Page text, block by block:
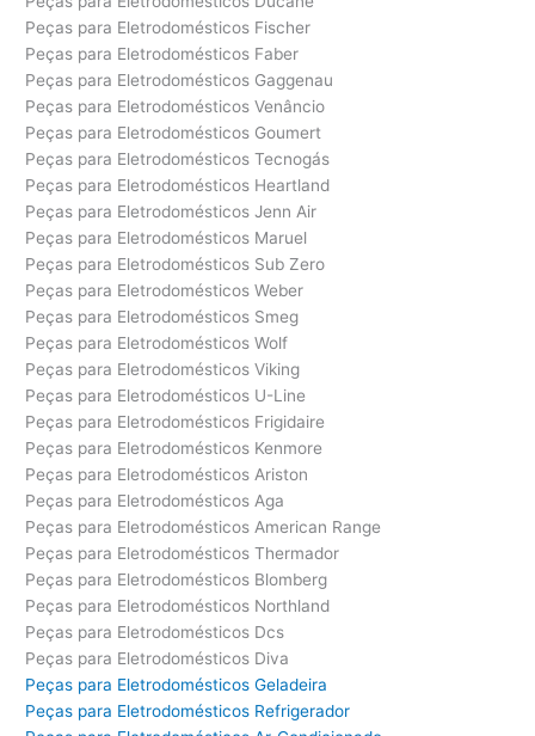
Peças para Eletrodomésticos Fischer
Peças para Eletrodomésticos Faber
Peças para Eletrodomésticos Gaggenau
Peças para Eletrodomésticos Venâncio
Peças para Eletrodomésticos Goumert
Peças para Eletrodomésticos Tecnogás
Peças para Eletrodomésticos Heartland
Peças para Eletrodomésticos Jenn Air
Peças para Eletrodomésticos Maruel
Peças para Eletrodomésticos Sub Zero
Peças para Eletrodomésticos Weber
Peças para Eletrodomésticos Smeg
Peças para Eletrodomésticos Wolf
Peças para Eletrodomésticos Viking
Peças para Eletrodomésticos U-Line
Peças para Eletrodomésticos Frigidaire
Peças para Eletrodomésticos Kenmore
Peças para Eletrodomésticos Ariston
Peças para Eletrodomésticos Aga
Peças para Eletrodomésticos American Range
Peças para Eletrodomésticos Thermador
Peças para Eletrodomésticos Blomberg
Peças para Eletrodomésticos Northland
Peças para Eletrodomésticos Dcs
Peças para Eletrodomésticos Diva
Peças para Eletrodomésticos Geladeira
Peças para Eletrodomésticos Refrigerador